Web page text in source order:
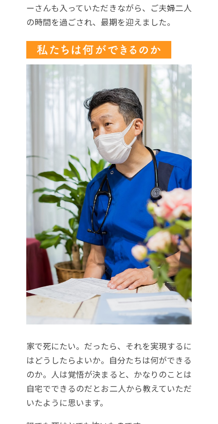
ーさんも入っていただきながら、ご夫婦二人
の時間を過ごされ、最期を迎えました。
家で死にたい。だったら、それを実現するに
はどうしたらよいか。自分たちは何ができる
のか。人は覚悟が決まると、かなりのことは
自宅でできるのだとお二人から教えていただ
いたように思います。